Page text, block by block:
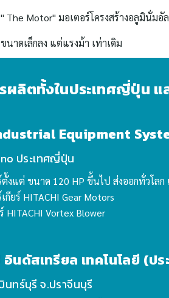
The Motor" มอเตอร์โครงสร้างอลูมินั่ม
นาดเล็กลง แต่แรงม้า เท่าเดิม
ผลิตทั้งในประเทศญี่ปุ่น แ
Equipment
ประเทศญี่ปุ่น
งแต่ ขนาด 120 HP ขึ้นไป ส่งออกทั่วโลก
กียร์ HITACHI Gear Motors
HITACHI Vortex Blower
นดัสเทรียล เทคโนโลยี (ปร
ทร์บุรี จ.ปราจีนบุรี